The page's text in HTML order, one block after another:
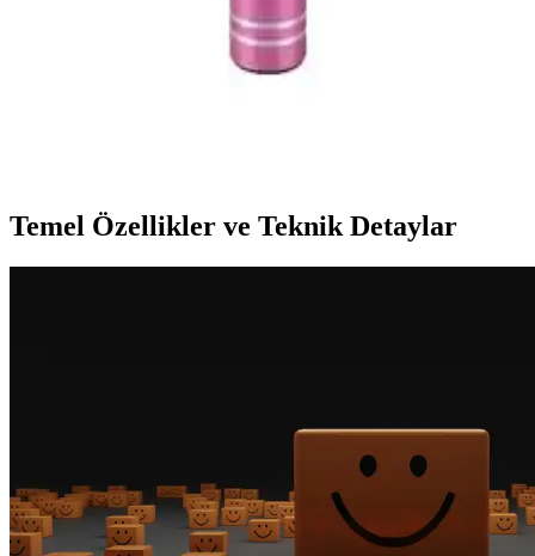
Evervox EVR KRK 02 ve Tatu WS-858
Karşılaştırması: Hangi Karaoke Mikrofonu Daha
Temel Özellikler ve Teknik Detaylar